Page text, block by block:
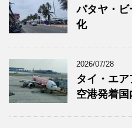
パタヤ・
化
2026/07/28
タイ・エ
空港発着